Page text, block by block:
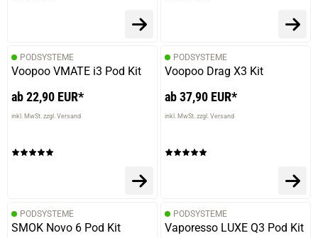
PODSYSTEME
Voopoo VMATE i3 Pod Kit
ab 22,90 EUR*
inkl. MwSt. zzgl. Versand
PODSYSTEME
Voopoo Drag X3 Kit
ab 37,90 EUR*
inkl. MwSt. zzgl. Versand
PODSYSTEME
SMOK Novo 6 Pod Kit
PODSYSTEME
Vaporesso LUXE Q3 Pod Kit